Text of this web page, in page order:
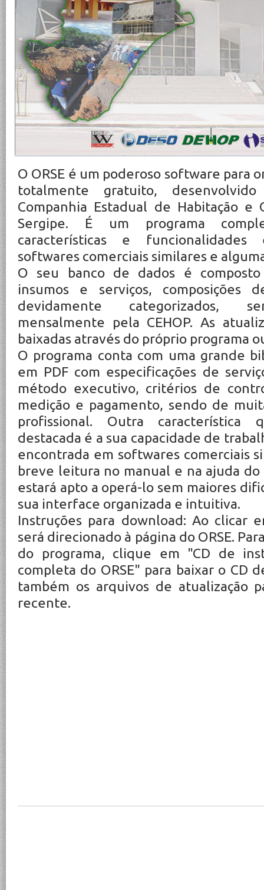
O ORSE é um poderoso software para
totalmente gratuito,
Companhia Estadual de Habitação e
Sergipe. É um programa
características e funcionalidades
softwares comerciais similares e
O seu banco de dados é
insumos e serviços, composições
devidamente categorizados,
mensalmente pela CEHOP. As
baixadas através do próprio programa
O programa conta com uma grande
em PDF com especificações de
método executivo, critérios de
medição e pagamento, sendo de
profissional. Outra característica
destacada é a sua capacidade de
encontrada em softwares comerciais
breve leitura no manual e na ajuda do
estará apto a operá-lo sem maiores
sua interface organizada e intuitiva.
Instruções para download: Ao clicar
será direcionado à página do ORSE.
do programa, clique em "CD de
completa do ORSE" para baixar o CD
também os arquivos de atualização
recente.